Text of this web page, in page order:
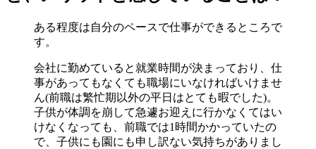
ある程度は自分のペースで仕事ができるところで
す。
会社に勤めていると就業時間が決まっており、仕
事があってもなくても職場にいなければいけませ
ん(前職は繁忙期以外の平日はとても暇でした)。
子供が体調を崩して急遽お迎えに行かなくてはい
けなくなっても、前職では1時間かかっていたの
で、子供にも園にも申し訳ない気持ちがありまし